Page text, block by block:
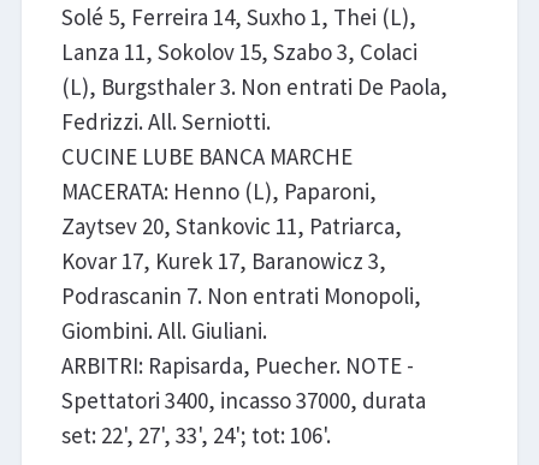
Solé 5, Ferreira 14, Suxho 1, Thei (L),
Lanza 11, Sokolov 15, Szabo 3, Colaci
(L), Burgsthaler 3. Non entrati De Paola,
Fedrizzi. All. Serniotti.
CUCINE LUBE BANCA MARCHE
MACERATA: Henno (L), Paparoni,
Zaytsev 20, Stankovic 11, Patriarca,
Kovar 17, Kurek 17, Baranowicz 3,
Podrascanin 7. Non entrati Monopoli,
Giombini. All. Giuliani.
ARBITRI: Rapisarda, Puecher. NOTE -
Spettatori 3400, incasso 37000, durata
set: 22', 27', 33', 24'; tot: 106'.